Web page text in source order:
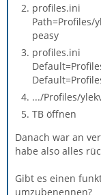
profiles.ini
Path=Profiles/
peasy
profiles.ini
.../Profiles/
TB öffnen
Danach war an
habe also alles
Gibt es einen
umzubenennen?